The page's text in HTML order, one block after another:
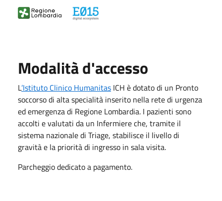
Modalità d'accesso
L’Istituto Clinico Humanitas ICH è dotato di un Pronto
soccorso di alta specialità inserito nella rete di urgenza
ed emergenza di Regione Lombardia. I pazienti sono
accolti e valutati da un Infermiere che, tramite il
sistema nazionale di Triage, stabilisce il livello di
gravità e la priorità di ingresso in sala visita.
Parcheggio dedicato a pagamento.